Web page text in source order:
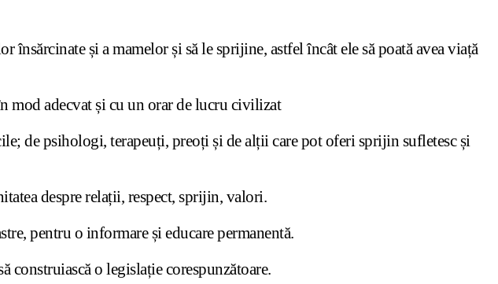
și a mamelor și să le sprijine, astfel încât ele să poată avea viață
mod adecvat și cu un orar de lucru civilizat
de psihologi, terapeuți, preoți și de alții care pot oferi sprijin sufletesc și
despre relații, respect, sprijin, valori.
pentru o informare și educare permanentă.
o legislație corespunzătoare.